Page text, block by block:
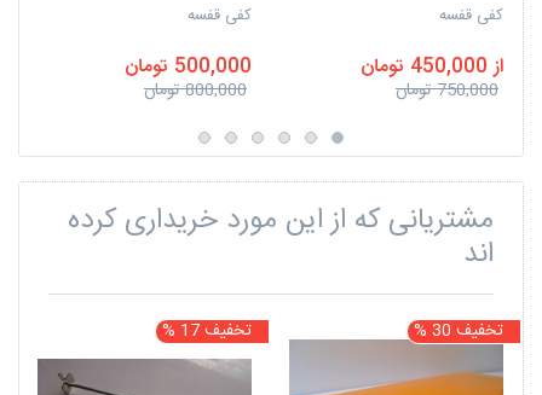
کفی قفسه
از 450,000 تومان
750,000 تومان
کفی قفسه
500,000 تومان
800,000 تومان
مشتریانی که از این مورد خریداری کرده
اند
تخفیف 30 % تخفیف 17 %